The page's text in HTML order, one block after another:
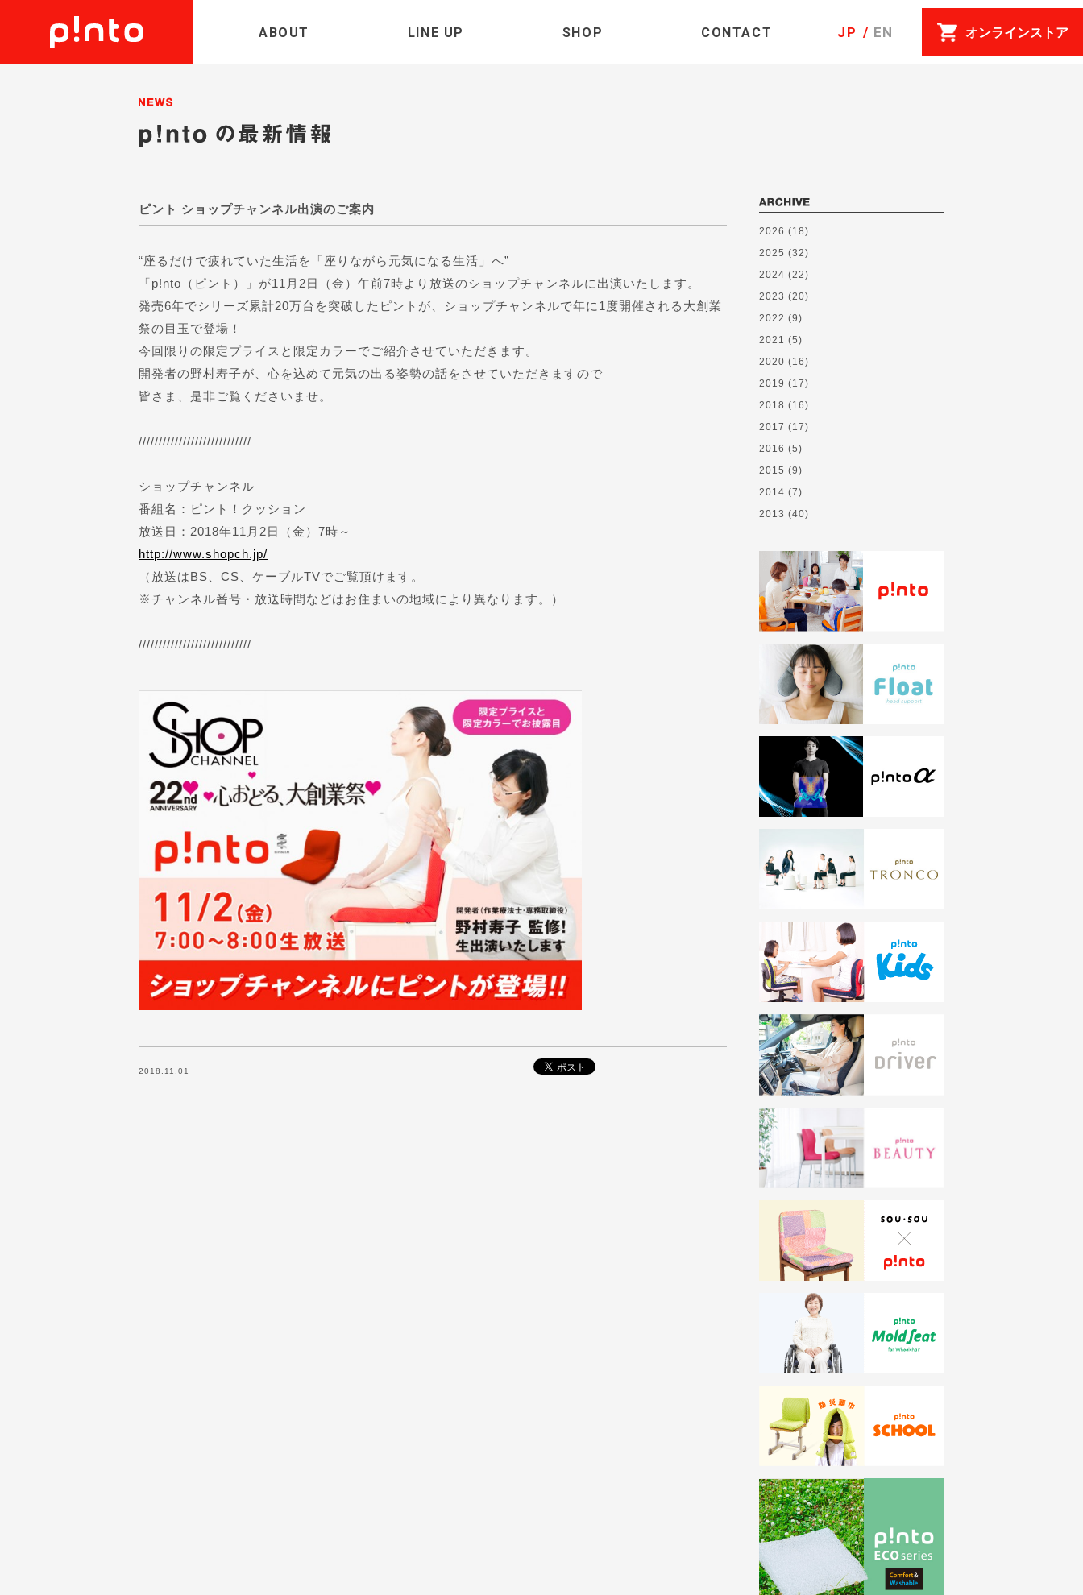
ABOUT LINE UP SHOP CONTACT JP EN オンラインストア
News／お知らせ
ピント ショップチャンネル出演のご案内
“座るだけで疲れていた生活を「座りながら元気になる生活」へ”
「p!nto（ピント）」が11月2日（金）午前7時より放送のショップチャンネルに出演いたします。
発売6年でシリーズ累計20万台を突破したピントが、ショップチャンネルで年に1度開催される大創業
祭の目玉で登場！
今回限りの限定プライスと限定カラーでご紹介させていただきます。
開発者の野村寿子が、心を込めて元気の出る姿勢の話をさせていただきますので
皆さま、是非ご覧くださいませ。
////////////////////////////
ショップチャンネル
番組名：ピント！クッション
放送日：2018年11月2日（金）7時～
http://www.shopch.jp/
（放送はBS、CS、ケーブルTVでご覧頂けます。
※チャンネル番号・放送時間などはお住まいの地域により異なります。）
////////////////////////////
2018.11.01
2026 (18)
2025 (32)
2024 (22)
2023 (20)
2022 (9)
2021 (5)
2020 (16)
2019 (17)
2018 (16)
2017 (17)
2016 (5)
2015 (9)
2014 (7)
2013 (40)